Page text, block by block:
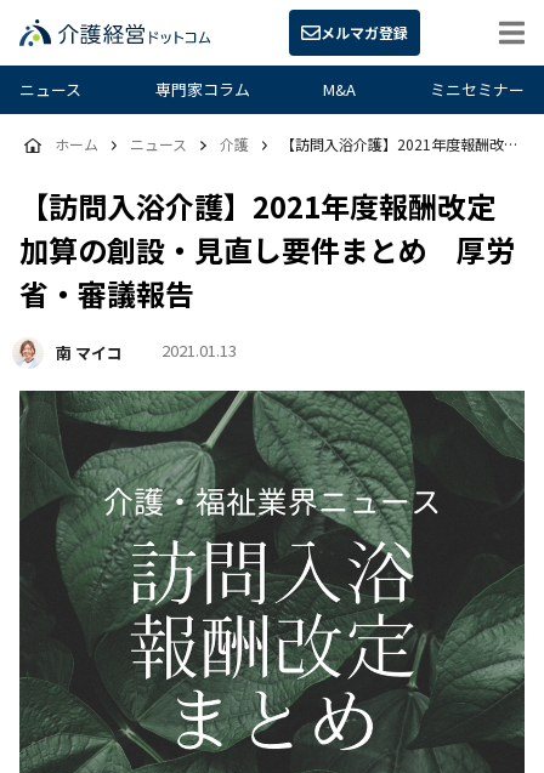
メルマガ登録
ニュース 専門家コラム M&A ミニセミナー
【訪問入浴介護】2021年度報酬改定
加算の創設・見直し要件まとめ 厚労
省・審議報告
南 マイコ 2021.01.13
ホーム ニュース 介護 【訪問入浴介護】2021年度報酬改定 加算の創設・見直し要件まとめ 厚労省・審議報告